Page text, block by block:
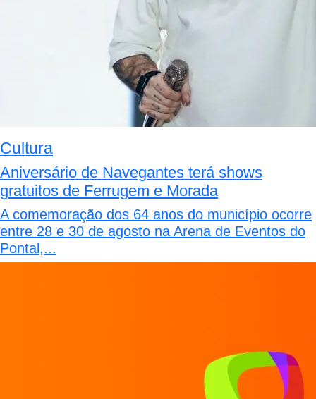
Cultura
Aniversário de Navegantes terá shows
gratuitos de Ferrugem e Morada
A comemoração dos 64 anos do município ocorre
entre 28 e 30 de agosto na Arena de Eventos do
Pontal,...